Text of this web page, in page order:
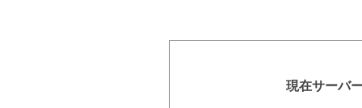
現在サーバ